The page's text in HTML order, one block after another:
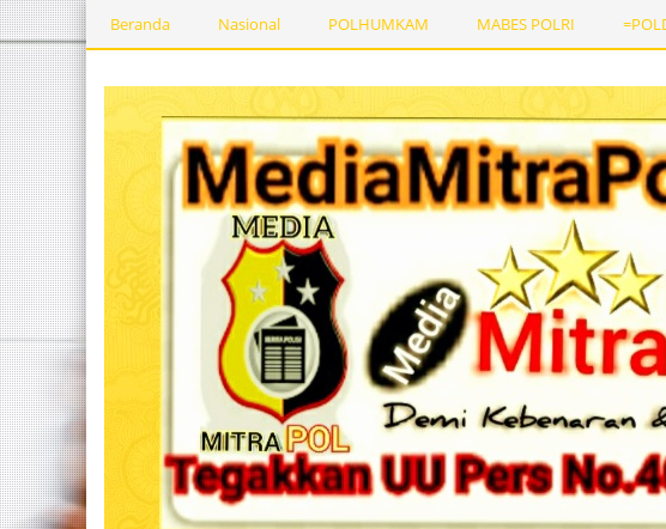
Beranda Nasional POLHUMKAM MABES POLRI